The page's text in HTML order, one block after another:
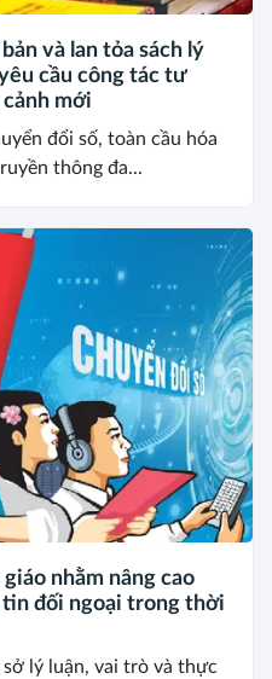
và lan tỏa sách lý
cầu công tác tư
mới
đổi số, toàn cầu hóa
thông đa...
nhằm nâng cao
đối ngoại trong thời
lý luận, vai trò và thực